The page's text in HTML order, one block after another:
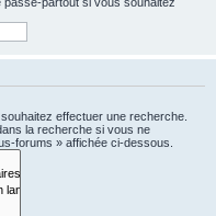
effectuer une recherche.
la recherche si vous ne
forums » affichée ci-dessous.